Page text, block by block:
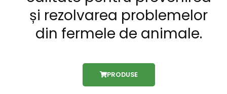
și rezolvarea problemelor
din fermele de animale.
PRODUSE